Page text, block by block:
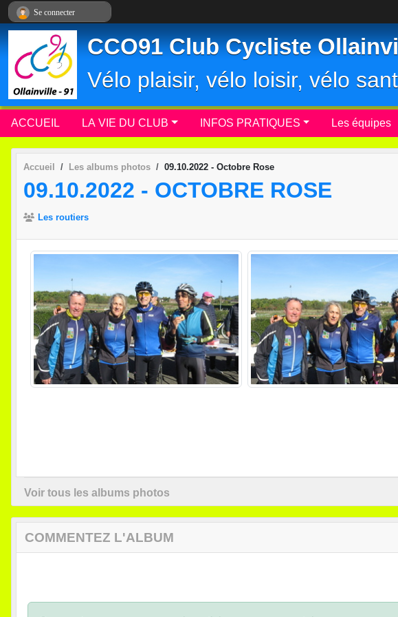
CCO91 Club Cycliste
Vélo plaisir, vélo loisir, vélo
ACCUEIL LA VIE DU CLUB INFOS PRATIQUES Les équipes
Accueil Les albums photos 09.10.2022 - Octobre Rose
09.10.2022 - OCTOBRE ROSE
Les routiers
Voir tous les albums photos
COMMENTEZ L'ALBUM
Se connecter
Panneau de gestion des cookies